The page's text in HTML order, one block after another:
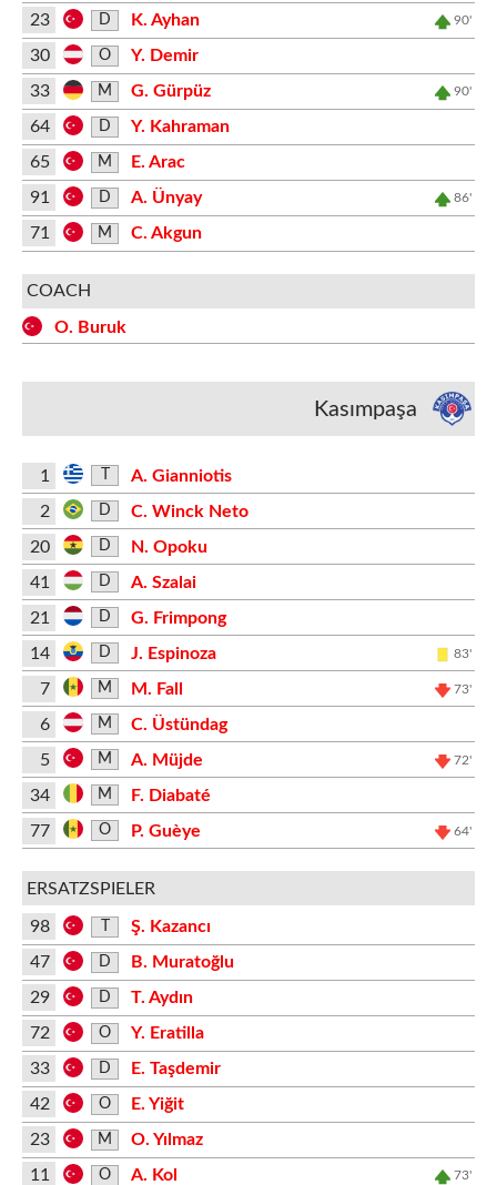
23 D K. Ayhan 90'
30 O
Y. Demir
33
M G. Gürpüz 90'
64 D
Y. Kahraman
65
M
E. Arac
91
D A. Ünyay 86'
71 M C. Akgun
COACH
O. Buruk
Kasımpaşa
1
A. Gianniotis
2
D
C. Winck Neto
20
D
N. Opoku
41
D
A. Szalai
21
D
G. Frimpong
14
D J. Espinoza 83'
7 M M. Fall 73'
6 M
C. Üstündag
5
M A. Müjde 72'
34 M
F. Diabaté
77
O P. Guèye 64'
ERSATZSPIELER
98
Ş. Kazancı
47
D
B. Muratoğlu
29
D
T. Aydın
72
O
Y. Eratilla
33
D
E. Taşdemir
42
O
E. Yiğit
23
M
O. Yılmaz
11
O A. Kol 73'